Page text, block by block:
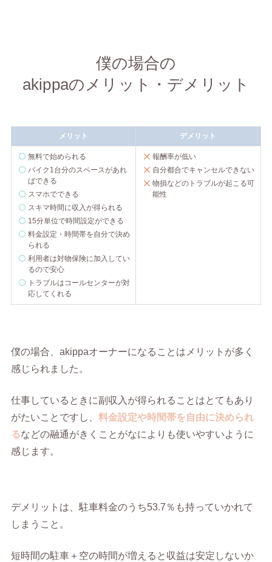
僕の場合の
akippaのメリット・デメリット
メリット デメリット
無料で始められる
バイク1台分のスペースがあれ
ばできる
スマホでできる
スキマ時間に収入が得られる
15分単位で時間設定ができる
料金設定・時間帯を自分で決め
られる
利用者は対物保険に加入してい
るので安心
トラブルはコールセンターが対
応してくれる
報酬率が低い
自分都合でキャンセルできない
物損などのトラブルが起こる可
能性
僕の場合、akippaオーナーになることはメリットが多く
感じられました。
仕事しているときに副収入が得られることはとてもあり
がたいことですし、 料金設定や時間帯を自由に決められ
るなどの融通がきくことがなによりも使いやすいように
感じます。
デメリットは、駐車料金のうち53.7％も持っていかれて
しまうこと。
短時間の駐車＋空の時間が増えると収益は安定しないか